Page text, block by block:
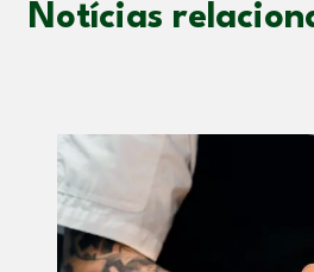
Notícias